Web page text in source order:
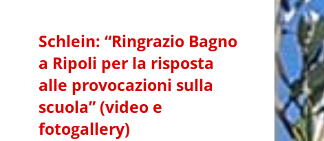
Schlein: “Ringrazio Bagno
a Ripoli per la risposta
alle provocazioni sulla
scuola” (video e
fotogallery)